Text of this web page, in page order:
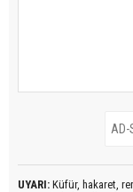
UYARI: Küfür, hakaret,